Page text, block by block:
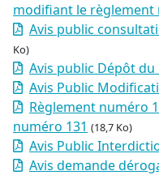
modifiant le règlement
Avis public
Ko)
Avis public Dépôt
Avis Public
Règlement numéro
numéro 131 (18,7 Ko)
Avis Public
Avis demande